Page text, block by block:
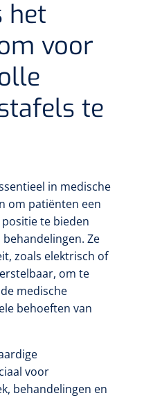
het
voor
te
in medische
om patiënten een
te bieden
Ze
zoals elektrisch of
om te
medische
behoeften van
voor
behandelingen en